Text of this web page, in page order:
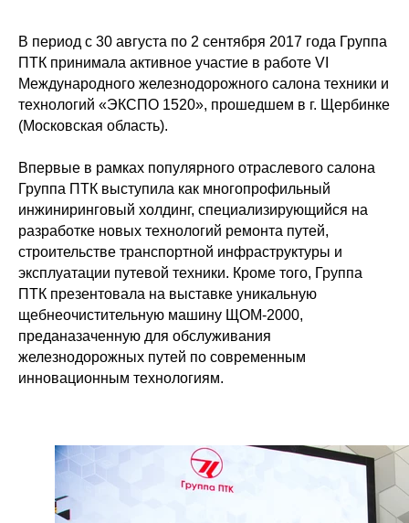
В период с 30 августа по 2 сентября 2017 года Группа
ПТК принимала активное участие в работе VI
Международного железнодорожного салона техники и
технологий «ЭКСПО 1520», прошедшем в г. Щербинке
(Московская область).
Впервые в рамках популярного отраслевого салона
Группа ПТК выступила как многопрофильный
инжиниринговый холдинг, специализирующийся на
разработке новых технологий ремонта путей,
строительстве транспортной инфраструктуры и
эксплуатации путевой техники. Кроме того, Группа
ПТК презентовала на выставке уникальную
щебнеочистительную машину ЩОМ-2000,
преданазаченную для обслуживания
железнодорожных путей по современным
инновационным технологиям.